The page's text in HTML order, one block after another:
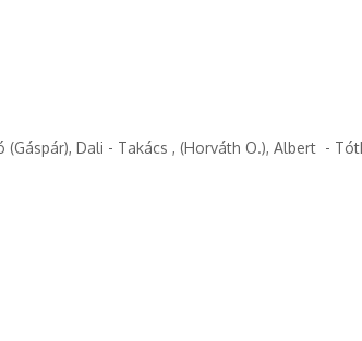
(Gáspár), Dali - Takács , (Horváth O.), Albert -